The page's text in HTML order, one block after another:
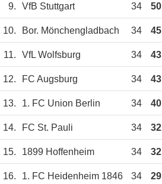
9. VfB Stuttgart 34 50
10. Bor. Mönchengladbach 34 45
11. VfL Wolfsburg 34 43
12. FC Augsburg 34 43
13. 1. FC Union Berlin 34 40
14. FC St. Pauli 34 32
15. 1899 Hoffenheim 34 32
16. 1. FC Heidenheim 1846 34 29